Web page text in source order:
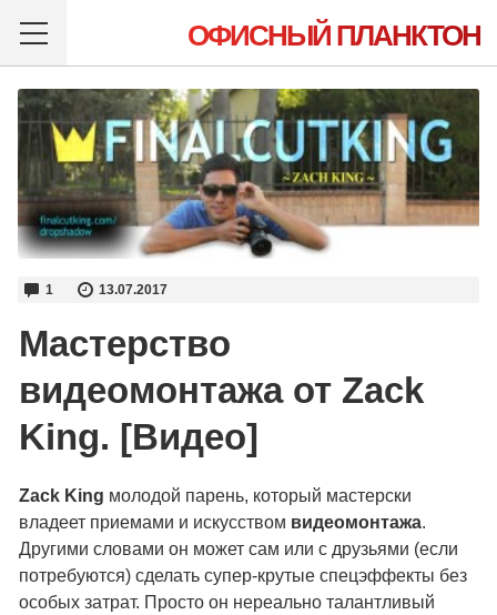
ОФИСНЫЙ ПЛАНКТОН
1 13.07.2017
Мастерство
видеомонтажа от Zack
King. [Видео]
Zack King молодой парень, который мастерски
владеет приемами и искусством видеомонтажа.
Другими словами он может сам или с друзьями (если
потребуются) сделать супер-крутые спецэффекты без
особых затрат. Просто он нереально талантливый